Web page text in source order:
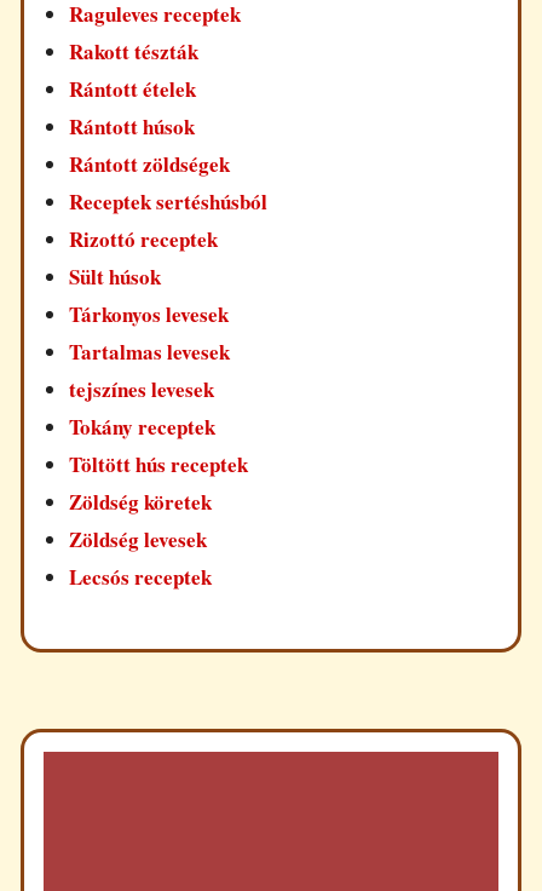
Raguleves receptek
Rakott tészták
Rántott ételek
Rántott húsok
Rántott zöldségek
Receptek sertéshúsból
Rizottó receptek
Sült húsok
Tárkonyos levesek
Tartalmas levesek
tejszínes levesek
Tokány receptek
Töltött hús receptek
Zöldség köretek
Zöldség levesek
Lecsós receptek